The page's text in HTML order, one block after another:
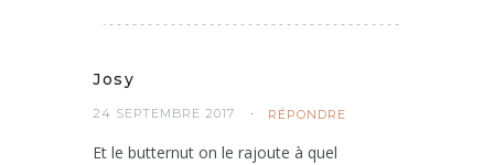
Josy
24 SEPTEMBRE 2017 RÉPONDRE
Et le butternut on le rajoute à quel